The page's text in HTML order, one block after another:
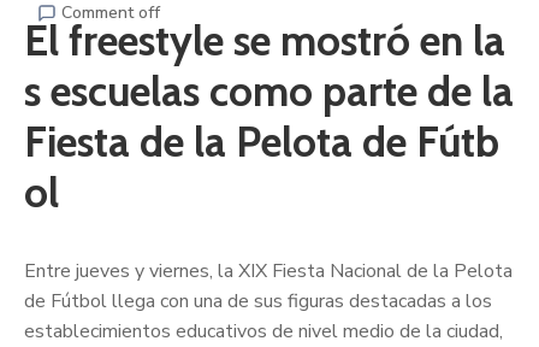
Comment off
El freestyle se mostró en la
s escuelas como parte de la
Fiesta de la Pelota de Fútb
ol
Entre jueves y viernes, la XIX Fiesta Nacional de la Pelota
de Fútbol llega con una de sus figuras destacadas a los
establecimientos educativos de nivel medio de la ciudad,